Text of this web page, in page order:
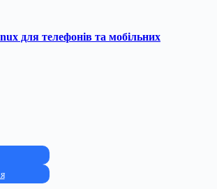
для телефонів та мобільних